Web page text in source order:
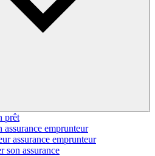
prêt
assurance emprunteur
assurance emprunteur
son assurance